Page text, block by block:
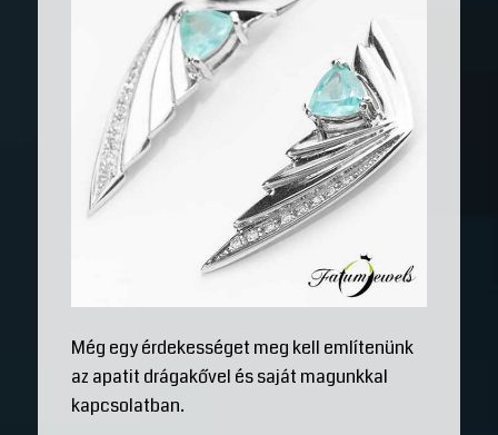
Még egy érdekességet meg kell említenünk
az apatit drágakővel és saját magunkkal
kapcsolatban.